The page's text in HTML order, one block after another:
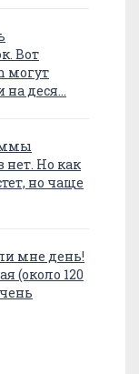
Вот
могут
на деся…
нет. Но как
но чаще
мне день!
(около 120